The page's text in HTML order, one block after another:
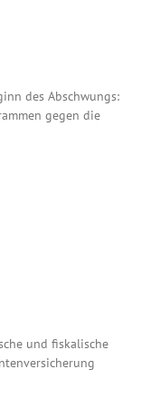
des Abschwungs:
gegen die
und fiskalische